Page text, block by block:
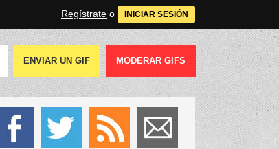
Regístrate o INICIAR SESIÓN
ENVIAR UN GIF MODERAR GIFS